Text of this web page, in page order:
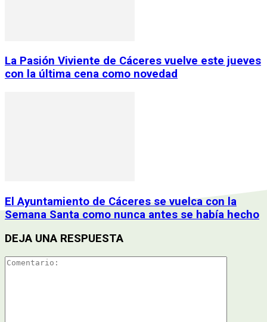
La Pasión Viviente de Cáceres vuelve este jueves
con la última cena como novedad
El Ayuntamiento de Cáceres se vuelca con la
Semana Santa como nunca antes se había hecho
DEJA UNA RESPUESTA